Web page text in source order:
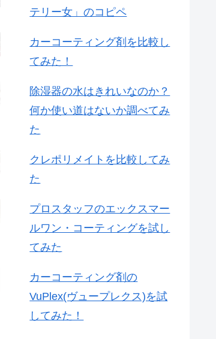
テリー女」のコピペ
カーコーティング剤を比較し
てみた！
除湿器の水はきれいなのか？
何か使い道はないか調べてみ
た
クレポリメイトを比較してみ
た
プロスタッフのエックスマー
ルワン・コーティングを試し
てみた
カーコーティング剤の
VuPlex(ヴュープレクス)を試
してみた！